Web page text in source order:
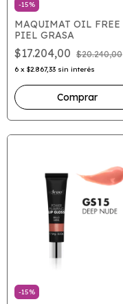
-15%
MAQUIMAT OIL FREE
PIEL GRASA
$17.204,00 $20.240,00
6 x $2.867,33 sin interés
Comprar
-15%